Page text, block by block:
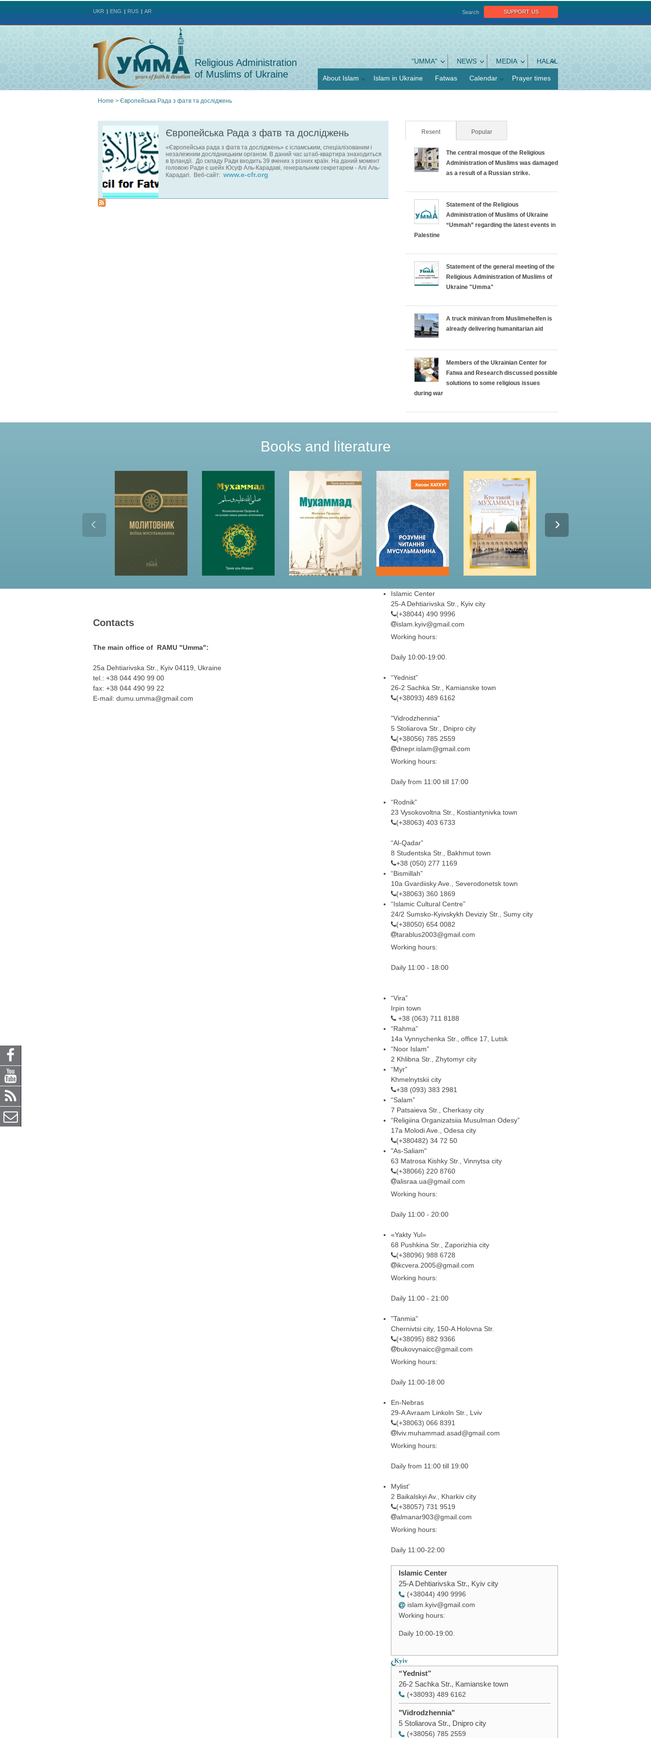
support us
Search
UKR ENG RUS AR
Religious Administration
of Muslims of Ukraine
"UMMA" NEWS MEDIA HALAL
About Islam Islam in Ukraine Fatwas Calendar Prayer times
are
here
Home > Європейська Рада з фатв та досліджень
Європейська Рада з фатв та досліджень
«Європейська рада з фатв та досліджень» є ісламським, спеціалізованим і
незалежним дослідницьким органом. В даний час штаб-квартира знаходиться
в Ірландії. До складу Ради входить 39 вчених з різних країн. На даний момент
головою Ради є шейх Юсуф Аль-Карадаві, генеральним секретарем - Алі Аль-
Карадагі. Веб-сайт: www.e-cfr.org
Resent(active tab) Popular
The central mosque of the Religious
Administration of Muslims was damaged
as a result of a Russian strike.
Statement of the Religious
Administration of Muslims of Ukraine
“Ummah” regarding the latest events in
Palestine
Statement of the general meeting of the
Religious Administration of Muslims of
Ukraine "Umma"
A truck minivan from Muslimehelfen is
already delivering humanitarian aid
Members of the Ukrainian Center for
Fatwa and Research discussed possible
solutions to some religious issues
during war
Books and literature
Islamic Center
25-A Dehtiarivska Str., Kyiv city
(+38044) 490 9996
islam.kyiv@gmail.com
Working hours:
Daily 10:00-19:00.
“Yednist”
26-2 Sachka Str., Kamianske town
(+38093) 489 6162
"Vidrodzhennia"
5 Stoliarova Str., Dnipro city
(+38056) 785 2559
dnepr.islam@gmail.com
Working hours:
Daily from 11:00 till 17:00
“Rodnik”
23 Vysokovoltna Str., Kostiantynivka town
(+38063) 403 6733
“Al-Qadar”
8 Studentska Str., Bakhmut town
+38 (050) 277 1169
“Bismillah”
10a Gvardiisky Ave., Severodonetsk town
(+38063) 360 1869
“Islamic Cultural Centre”
24/2 Sumsko-Kyivskykh Deviziy Str., Sumy city
(+38050) 654 0082
tarablus2003@gmail.com
Working hours:
Daily 11:00 - 18:00
“Vira”
Irpin town
+38 (063) 711 8188
“Rahma”
14a Vynnychenka Str., office 17, Lutsk
“Noor Islam”
2 Khlibna Str., Zhytomyr city
“Myr”
Khmelnytskii city
+38 (093) 383 2981
“Salam”
7 Patsaieva Str., Cherkasy city
“Religiina Organizatsiia Musulman Odesy”
17a Molodi Ave., Odesa city
(+380482) 34 72 50
"As-Saliam"
63 Matrosa Kishky Str., Vinnytsa city
(+38066) 220 8760
alisraa.ua@gmail.com
Working hours:
Daily 11:00 - 20:00
«Yakty Yul»
68 Pushkina Str., Zaporizhia city
(+38096) 988 6728
ikcvera.2005@gmail.com
Working hours:
Daily 11:00 - 21:00
"Tanmia"
Chernivtsi city, 150-A Holovna Str.
(+38095) 882 9366
bukovynaicc@gmail.com
Working hours:
Daily 11:00-18:00
En-Nebras
29-A Avraam Linkoln Str., Lviv
(+38063) 066 8391
lviv.muhammad.asad@gmail.com
Working hours:
Daily from 11:00 till 19:00
Mylist'
2 Baikalskyi Av., Kharkiv city
(+38057) 731 9519
almanar903@gmail.com
Working hours:
Daily 11:00-22:00
Islamic Center
25-A Dehtiarivska Str., Kyiv city
(+38044) 490 9996
islam.kyiv@gmail.com
Working hours:
Daily 10:00-19:00.
Kyiv
“Yednist”
26-2 Sachka Str., Kamianske town
(+38093) 489 6162
"Vidrodzhennia"
5 Stoliarova Str., Dnipro city
(+38056) 785 2559
Contacts
The main office of RAMU "Umma":
25a Dehtiarivska Str., Kyiv 04119, Ukraine
tel.: +38 044 490 99 00
fax: +38 044 490 99 22
E-mail: dumu.umma@gmail.com